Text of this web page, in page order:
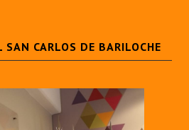
- Registro
SAN CARLOS DE BARILOCHE